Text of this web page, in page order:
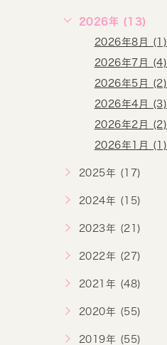
2026年 (13)
2026年8月 (1)
2026年7月 (4)
2026年5月 (2)
2026年4月 (3)
2026年2月 (2)
2026年1月 (1)
2025年 (17)
2024年 (15)
2023年 (21)
2022年 (27)
2021年 (48)
2020年 (55)
2019年 (55)